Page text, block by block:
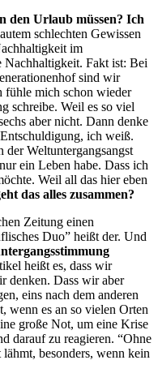
den Urlaub müssen? Ich
schlechten Gewissen
im
Nachhaltigkeit. Fakt ist: Bei
sind wir
fühle mich schon wieder
schreibe. Weil es so viel
aber nicht. Dann denke
ich weiß.
der Weltuntergangsangst
ein Leben habe. Dass ich
Weil all das hier eben
das alles zusammen?
Zeitung einen
Duo” heißt der. Und
heißt es, dass wir
denken. Dass wir aber
eins nach dem anderen
wenn es an so vielen Orten
große Not, um eine Krise
darauf zu reagieren. “Ohne
besonders, wenn kein